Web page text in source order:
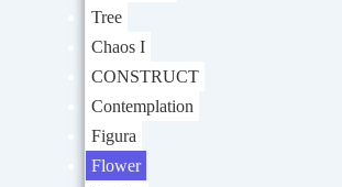
Tree
Chaos I
CONSTRUCT
Contemplation
Figura
Flower